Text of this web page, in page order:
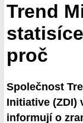
Trend
proč
Společnost
Initiative (ZDI)
informují o